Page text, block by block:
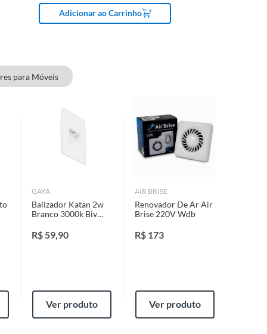
Adicionar ao Carrinho
para Móveis
GAYA
Balizador Katan 2w
Branco 3000k Biv
R$ 59,90
Ver produto
AIR BRISE
Renovador De Ar Air
Brise 220V Wdb
R$ 173
Ver produto